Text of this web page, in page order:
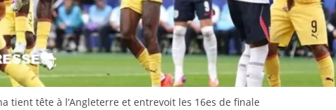
tient tête à l’Angleterre et entrevoit les 16es de finale